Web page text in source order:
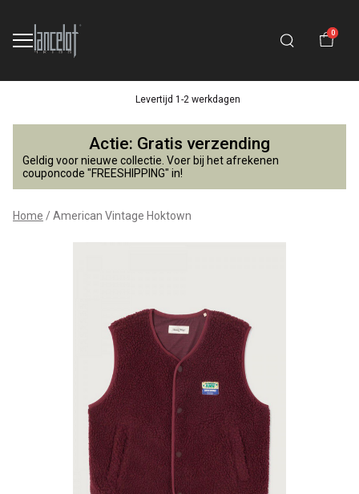
0
Levertijd 1-2 werkdagen
American
Vintage
Hoktown
Actie: Gratis verzending
Geldig voor nieuwe collectie. Voer bij het afrekenen
couponcode "FREESHIPPING" in!
Home American Vintage Hoktown